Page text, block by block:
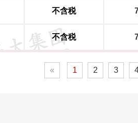
不含税
不含税
« 1 2 3